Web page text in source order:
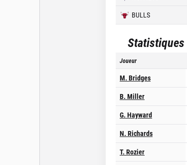
BULLS
Statistiques
Joueur
M. Bridges
B. Miller
G. Hayward
N. Richards
T. Rozier